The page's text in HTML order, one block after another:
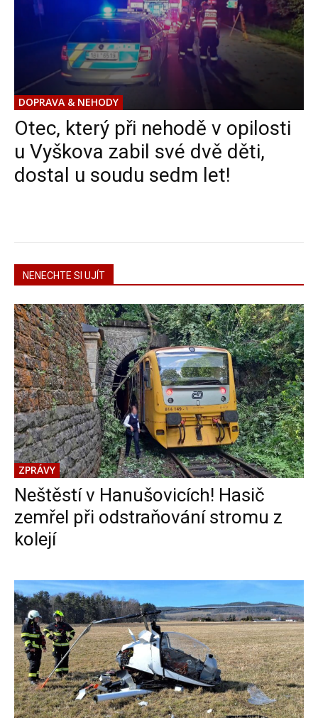
DOPRAVA & NEHODY
Otec, který při nehodě v opilosti
u Vyškova zabil své dvě děti,
dostal u soudu sedm let!
NENECHTE SI UJÍT
ZPRÁVY
Neštěstí v Hanušovicích! Hasič
zemřel při odstraňování stromu z
kolejí